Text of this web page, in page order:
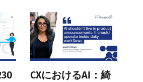
CXにおけるAI：綺